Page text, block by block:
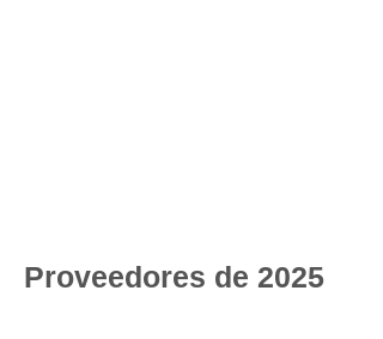
Proveedores de 2025